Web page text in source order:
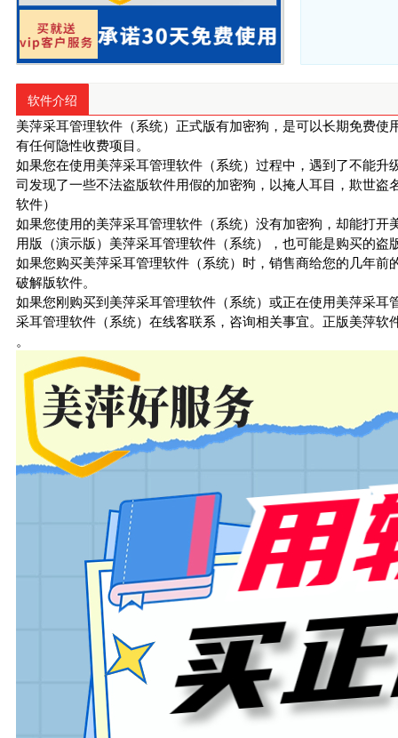
软件介绍
美萍采耳管理软件（系统）正式版有加密狗，是可以长期免费
有任何隐性收费项目。
如果您在使用美萍采耳管理软件（系统）过程中，遇到了不能
司发现了一些不法盗版软件用假的加密狗，以掩人耳目，欺世
软件）
如果您使用的美萍采耳管理软件（系统）没有加密狗，却能打
用版（演示版）美萍采耳管理软件（系统），也可能是购买的
如果您购买美萍采耳管理软件（系统）时，销售商给您的几年
破解版软件。
如果您刚购买到美萍采耳管理软件（系统）或正在使用美萍采
采耳管理软件（系统）在线客联系，咨询相关事宜。正版美萍
。